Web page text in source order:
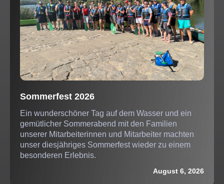
Sommerfest 2026
Ein wunderschöner Tag auf dem Wasser und ein
gemütlicher Sommerabend mit den Familien
unserer Mitarbeiterinnen und Mitarbeiter machten
unser diesjähriges Sommerfest wieder zu einem
besonderen Erlebnis.
August 6, 2026